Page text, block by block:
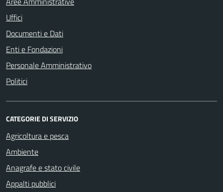
Uffici
Documenti e Dati
Enti e Fondazioni
Personale Amministrativo
Politici
CATEGORIE DI SERVIZIO
Agricoltura e pesca
Ambiente
Anagrafe e stato civile
Appalti pubblici